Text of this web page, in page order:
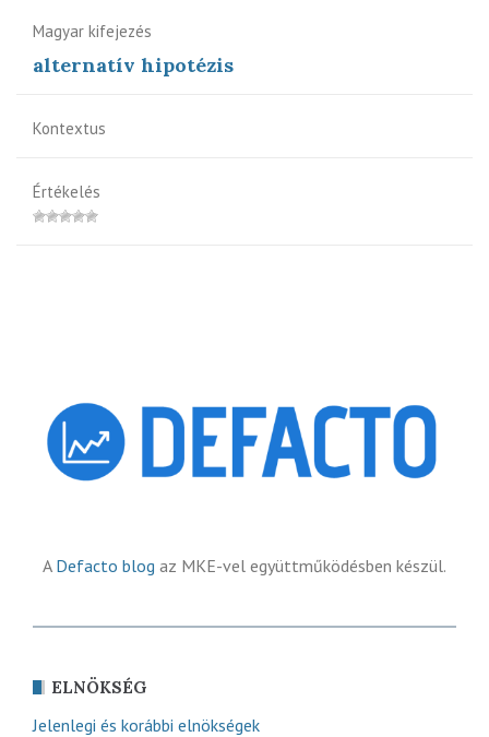
Magyar kifejezés
alternatív hipotézis
Kontextus
Értékelés
A Defacto blog az MKE-vel együttműködésben készül.
ELNÖKSÉG
Jelenlegi és korábbi elnökségek